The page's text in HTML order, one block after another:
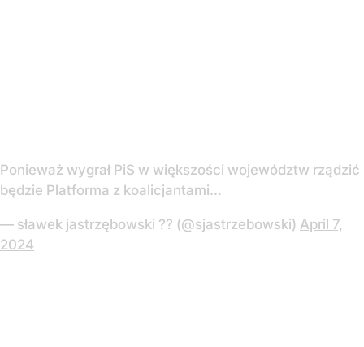
Ponieważ wygrał PiS w większości województw rządzić
będzie Platforma z koalicjantami…
— sławek jastrzębowski ?? (@sjastrzebowski) April 7,
2024